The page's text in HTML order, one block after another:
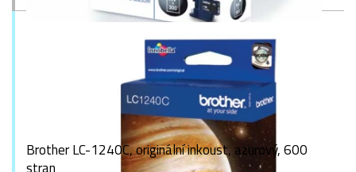
Brother LC-1240C, originální inkoust, azurový, 600